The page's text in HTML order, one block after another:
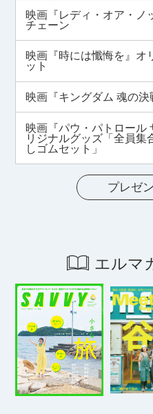
映画『レディ・オア・ノ
チェーン
映画『時には懺悔を』オ
ット
映画『キングダム 魂の
映画『パウ・パトロール
リジナルグッズ「全員集
しゴムセット」
プレゼ
エルマ